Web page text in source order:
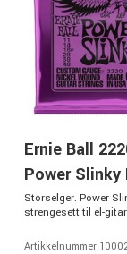
Ernie Ball
Power Slinky
Storselger. Power
strengesett til el-gitar
Artikkelnummer